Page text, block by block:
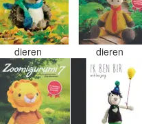
dieren dieren